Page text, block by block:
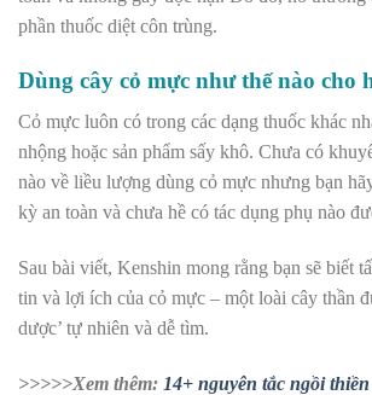
phần thuốc diệt côn trùng.
Dùng cây cỏ mực như thế nào cho
Cỏ mực luôn có trong các dạng thuốc khác
nhộng hoặc sản phẩm sấy khô. Chưa có
nào về liều lượng dùng cỏ mực nhưng bạn
kỳ an toàn và chưa hề có tác dụng phụ nào
Sau bài viết, Kenshin mong rằng bạn sẽ biết
tin và lợi ích của cỏ mực – một loài cây thần
dược’ tự nhiên và dễ tìm.
>>>>>Xem thêm: 14+ nguyên tắc ngồi